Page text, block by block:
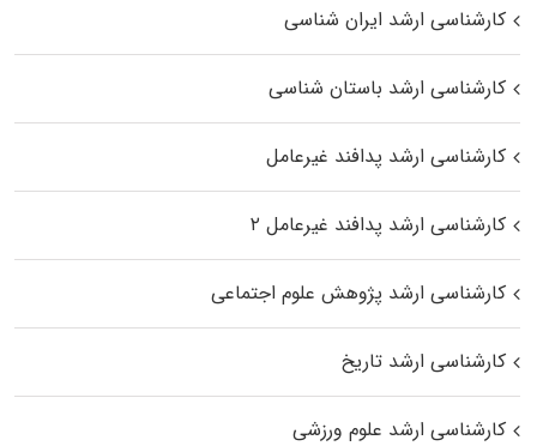
کارشناسی ارشد ایران شناسی
کارشناسی ارشد باستان شناسی
کارشناسی ارشد پدافند غیرعامل
کارشناسی ارشد پدافند غیرعامل ۲
کارشناسی ارشد پژوهش علوم اجتماعی
کارشناسی ارشد تاریخ
کارشناسی ارشد علوم ورزشی